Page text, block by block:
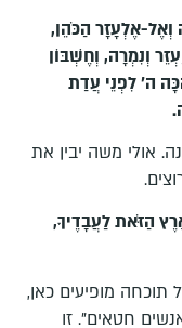
וְאֶל-אֶלְעָזָר הַכֹּהֵן,
וְנִמְרָה, וְחֶשְׁבּוֹן
ה' לִפְנֵי עֲדַת
אולי משה יבין את
הַזֹּאת לַעֲבָדֶיךָ,
10 פסוקים של תוכחה מופיעים כאן,
חטאים". זו